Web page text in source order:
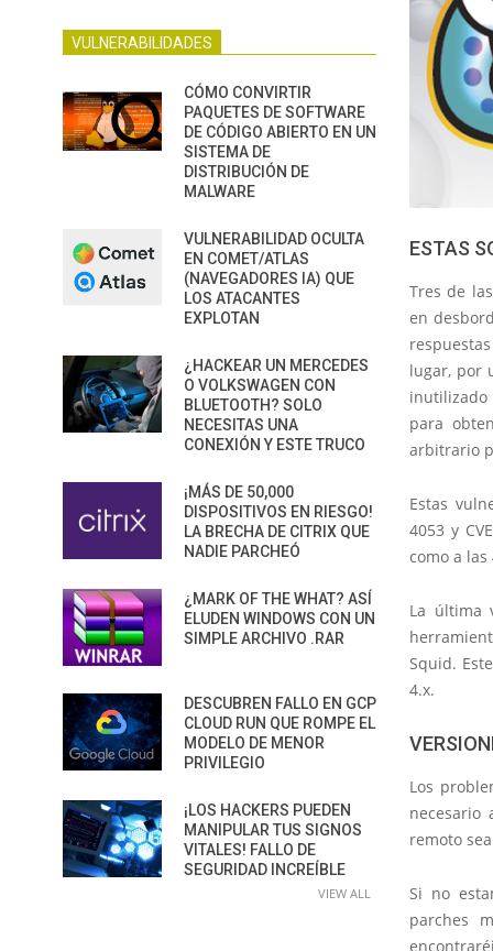
ESTAS
Tres de
en
lugar, por
para
arbitrario
Estas
4053 y
como a las
La última
Squid.
4.x.
Los
necesario
remoto
Si no
parches
VULNERABILIDADES
CÓMO CONVIRTIR
PAQUETES DE SOFTWARE
DE CÓDIGO ABIERTO EN UN
SISTEMA DE
DISTRIBUCIÓN DE
MALWARE
VULNERABILIDAD OCULTA
EN COMET/ATLAS
(NAVEGADORES IA) QUE
LOS ATACANTES
EXPLOTAN
¿HACKEAR UN MERCEDES
O VOLKSWAGEN CON
BLUETOOTH? SOLO
NECESITAS UNA
CONEXIÓN Y ESTE TRUCO
¡MÁS DE 50,000
DISPOSITIVOS EN RIESGO!
LA BRECHA DE CITRIX QUE
NADIE PARCHEÓ
¿MARK OF THE WHAT? ASÍ
ELUDEN WINDOWS CON UN
SIMPLE ARCHIVO .RAR
DESCUBREN FALLO EN GCP
CLOUD RUN QUE ROMPE EL
MODELO DE MENOR
PRIVILEGIO
¡LOS HACKERS PUEDEN
MANIPULAR TUS SIGNOS
VITALES! FALLO DE
SEGURIDAD INCREÍBLE
VIEW ALL